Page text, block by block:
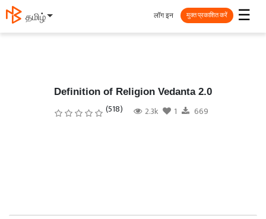
தமிழ் ☰
लॉग इन मुक्त प्रकाशित करें
Definition of Religion Vedanta 2.0
(518) 2.3k 1 669